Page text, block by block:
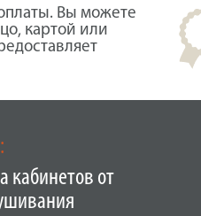
Вы можете
картой или
кабинетов от